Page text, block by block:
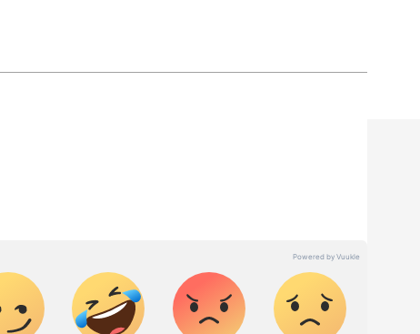
திட்டங்களையும் தொடங்கி வைத்தார்.
திட்டம் என ஏராளமான திட்டங்கள் மோடி